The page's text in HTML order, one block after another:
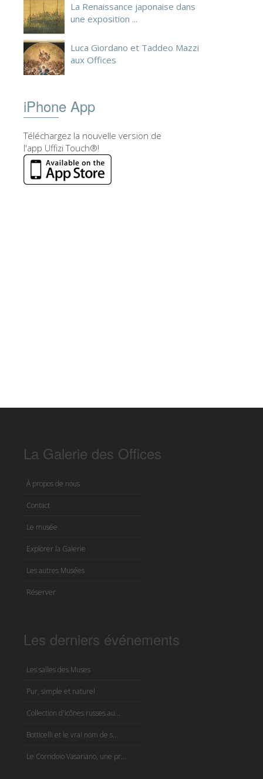
La Renaissance japonaise dans
une exposition ...
Luca Giordano et Taddeo Mazzi
aux Offices
iPhone App
Téléchargez la nouvelle version de
l'app Uffizi Touch®!
La Galerie des Offices
À propos de nous
Contact
Le musée
Explorer la Galerie
Les autres Musées
Réserver
Les derniers événements
Les salles des Muses
Pur, simple et naturel
Collection d'icônes russes au...
Botticelli et le vrai nom de s...
Le Corridoio Vasariano, une pr...